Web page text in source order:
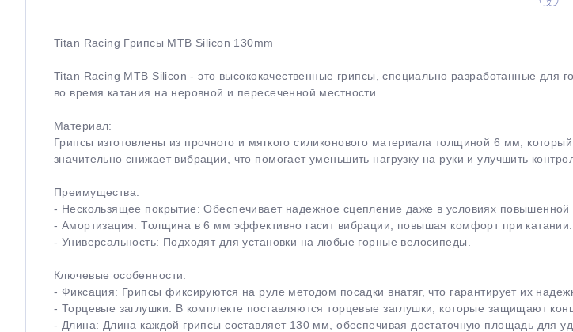
Titan Racing Грипсы MTB Silicon 130mm
Titan Racing MTB Silicon - это высококачественные грипсы, специально разработанные
во время катания на неровной и пересеченной местности.
Материал:
Грипсы изготовлены из прочного и мягкого силиконового материала толщиной 6 мм,
значительно снижает вибрации, что помогает уменьшить нагрузку на руки и улучшить
Преимущества:
- Нескользящее покрытие: Обеспечивает надежное сцепление даже в условиях повышенной
- Амортизация: Толщина в 6 мм эффективно гасит вибрации, повышая комфорт при катании.
- Универсальность: Подходят для установки на любые горные велосипеды.
Ключевые особенности:
- Фиксация: Грипсы фиксируются на руле методом посадки внатяг, что гарантирует их
- Торцевые заглушки: В комплекте поставляются торцевые заглушки, которые защищают
- Длина: Длина каждой грипсы составляет 130 мм, обеспечивая достаточную площадь для